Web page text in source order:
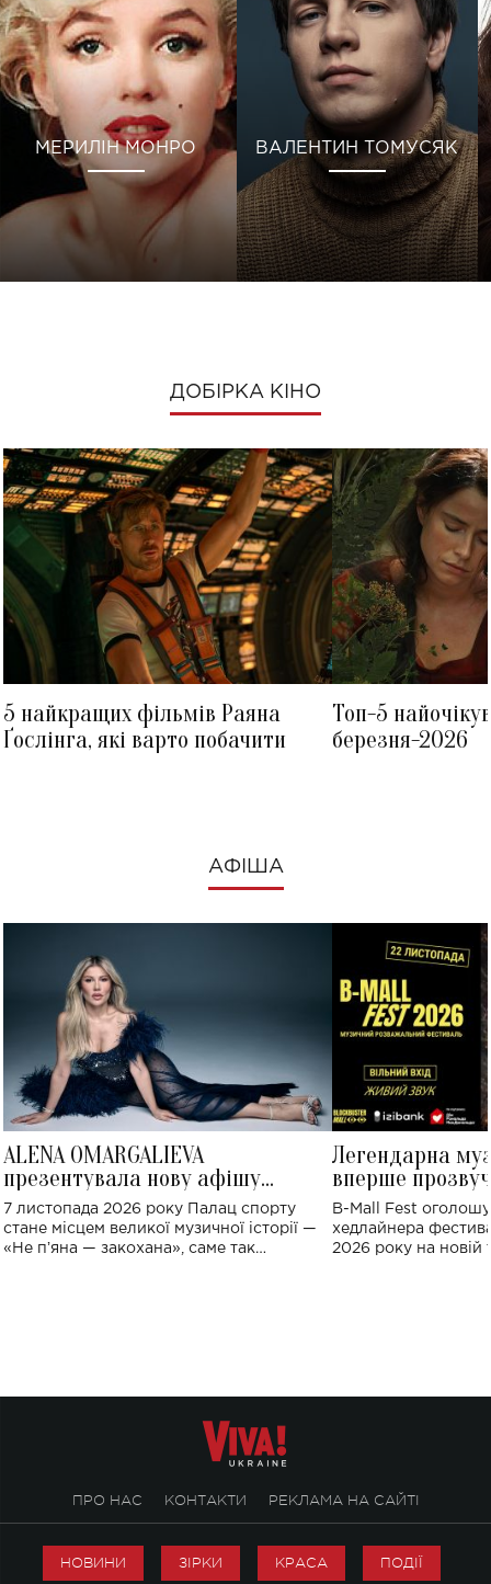
МЕРИЛІН МОНРО ВАЛЕНТИН ТОМУСЯК
ДОБІРКА КІНО
5 найкращих фільмів Раяна
Ґослінга, які варто побачити
Топ-5
березня-2026
АФІША
ALENA OMARGALIEVA
презентувала нову афішу
великого концерту в Палаці
спорту
7 листопада 2026 року Палац спорту
стане місцем великої музичної історії —
«Не пʼяна — закохана», саме так
Легендарна
вперше
Україні: де
B-Mall Fest
хедлайнера
2026 року на новій
ПРО НАС КОНТАКТИ РЕКЛАМА НА САЙТІ
НОВИНИ ЗІРКИ КРАСА ПОДІЇ